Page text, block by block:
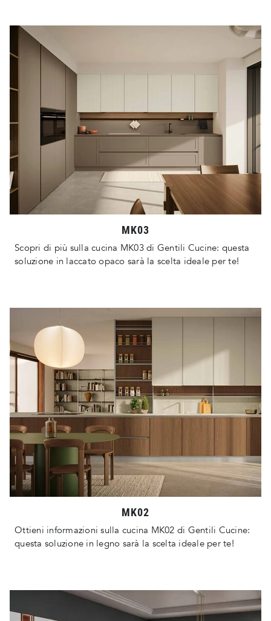
MK03
Scopri di più sulla cucina MK03 di Gentili Cucine: questa
soluzione in laccato opaco sarà la scelta ideale per te!
MK02
Ottieni informazioni sulla cucina MK02 di Gentili Cucine:
questa soluzione in legno sarà la scelta ideale per te!